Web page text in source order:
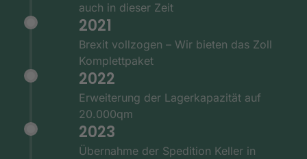
auch in dieser Zeit
2021
Brexit vollzogen – Wir bieten das Zoll
Komplettpaket
2022
Erweiterung der Lagerkapazität auf
20.000qm
2023
Übernahme der Spedition Keller in